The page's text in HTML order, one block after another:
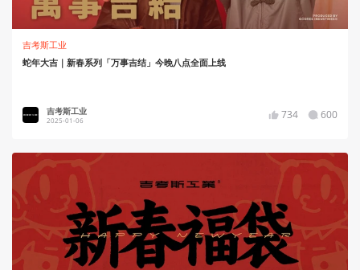
吉考斯工业
蛇年大吉｜新春系列「万事吉结」今晚八点全面上线
吉考斯工业
2025-01-06 734 600